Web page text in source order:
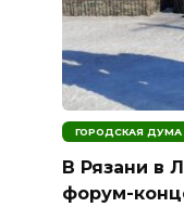
ГОРОДСКАЯ ДУМА
В Рязани в
форум-